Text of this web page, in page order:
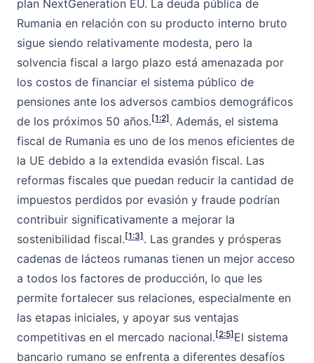
plan NextGeneration EU. La deuda pública de
Rumania en relación con su producto interno bruto
sigue siendo relativamente modesta, pero la
solvencia fiscal a largo plazo está amenazada por
los costos de financiar el sistema público de
pensiones ante los adversos cambios demográficos
de los próximos 50 años.[1:2] . Además, el sistema
fiscal de Rumania es uno de los menos eficientes de
la UE debido a la extendida evasión fiscal. Las
reformas fiscales que puedan reducir la cantidad de
impuestos perdidos por evasión y fraude podrían
contribuir significativamente a mejorar la
sostenibilidad fiscal.[1:3] . Las grandes y prósperas
cadenas de lácteos rumanas tienen un mejor acceso
a todos los factores de producción, lo que les
permite fortalecer sus relaciones, especialmente en
las etapas iniciales, y apoyar sus ventajas
competitivas en el mercado nacional.[2:5] El sistema
bancario rumano se enfrenta a diferentes desafíos